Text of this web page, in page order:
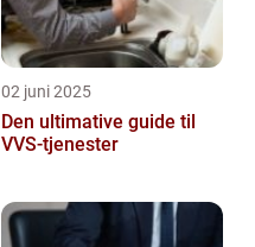
02 juni 2025
Den ultimative guide til
VVS-tjenester